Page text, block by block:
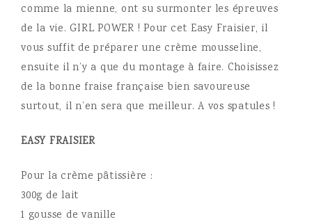
comme la mienne, ont su surmonter les épreuves
de la vie. GIRL POWER ! Pour cet Easy Fraisier, il
vous suffit de préparer une crème mousseline,
ensuite il n’y a que du montage à faire. Choisissez
de la bonne fraise française bien savoureuse
surtout, il n’en sera que meilleur. A vos spatules !
EASY FRAISIER
Pour la crème pâtissière :
300g de lait
1 gousse de vanille